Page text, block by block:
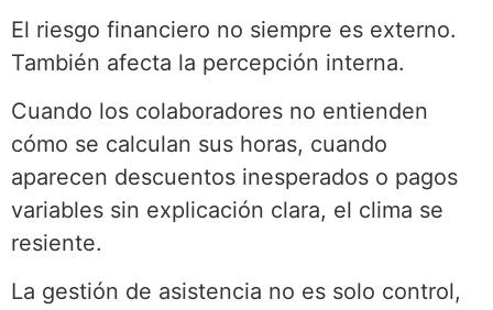
El riesgo financiero no siempre es externo.
También afecta la percepción interna.
Cuando los colaboradores no entienden
cómo se calculan sus horas, cuando
aparecen descuentos inesperados o pagos
variables sin explicación clara, el clima se
resiente.
La gestión de asistencia no es solo control,